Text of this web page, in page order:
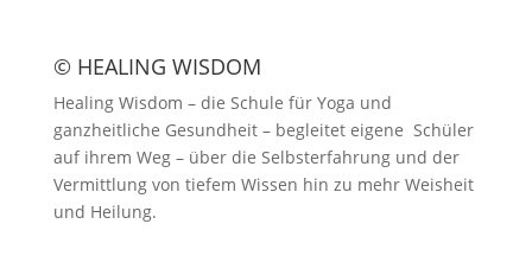
© HEALING WISDOM
Healing Wisdom – die Schule für Yoga und
ganzheitliche Gesundheit – begleitet eigene Schüler
auf ihrem Weg – über die Selbsterfahrung und der
Vermittlung von tiefem Wissen hin zu mehr Weisheit
und Heilung.